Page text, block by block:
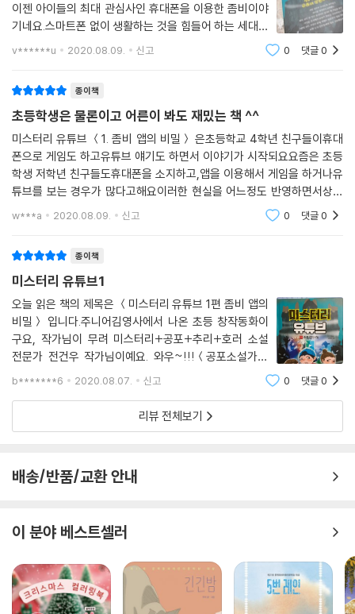
이젠 아이들의 최대 관심사인 휴대폰을 이용한 좀비이야
기네요.스마트폰 없이 생활하는 것을 힘들어 하는 세대를
의미하는 ‘포노 사피엔스’라는 신조어가 등장할 정도로 요
v******u 2020.08.09. 신고 0 댓글0
종이책
초등학생은 물론이고 어른이 봐도 재밌는 책 ^^
미스터리 유튜브 ＜1. 좀비 앱의 비밀＞ 은초등학교 4학년 친구들이휴대
폰으로 게임도 하고유튜브 얘기도 하면서 이야기가 시작되요요즘은 초등
학생 저학년 친구들도휴대폰을 소지하고,앱을 이용해서 게임을 하거나유
튜브를 보는 경우가 많다고해요이러한 현실을 어느정도 반영하면서상상
력이 더해진 책인듯 싶어요어른인 제가 읽어도 참 재밌네요 ^^아이들이
w***a 2020.08.09. 신고 0 댓글0
종이책
미스터리 유튜브1
오늘 읽은 책의 제목은 ＜미스터리 유튜브 1편 좀비 앱의
비밀＞ 입니다.주니어김영사에서 나온 초등 창작동화이
구요, 작가님이 무려 미스터리+공포+추리+호러 소설
전문가 전건우 작가님이예요. 와우~!!!＜공포소설가＞
란 작품을 읽고 작가님의 팬이 되었답니다. 완전 제 취향
다가도 벌떡 일어날 정도로 미스터리에 찐~! 열광했었고
b*******6 2020.08.07. 신고 0 댓글0
리뷰 전체보기
배송/반품/교환 안내
이 분야 베스트셀러